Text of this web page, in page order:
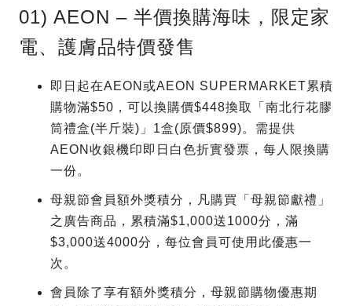
01) AEON – 半價換購海味，限定家
電、護膚品特價發售
即日起在AEON或AEON SUPERMARKET累積
購物滿$50，可以換購價$448換取「南北行花膠
筒禮盒(半斤裝)」1盒(原價$899)。需提供
AEON收銀機印即日白色折實發票，每人限換購
一份。
母親節會員額外獎積分，凡購買「母親節獻禮」
之廣告商品，累積滿$1,000送1000分，滿
$3,000送4000分，每位會員可使用此優惠一
次。
會員除了享有額外獎積分，母親節購物優惠期